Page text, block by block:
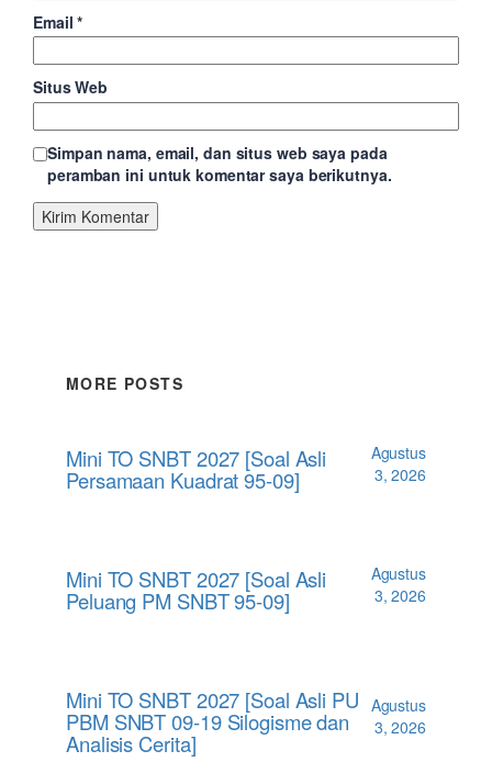
Email*
Situs Web
Simpan nama, email, dan situs web saya pada
peramban ini untuk komentar saya berikutnya.
MORE POSTS
Mini TO SNBT 2027 [Soal Asli
Persamaan Kuadrat 95-09]
Agustus
3, 2026
Mini TO SNBT 2027 [Soal Asli
Peluang PM SNBT 95-09]
Agustus
3, 2026
Mini TO SNBT 2027 [Soal Asli PU
PBM SNBT 09-19 Silogisme dan
Analisis Cerita]
Agustus
3, 2026